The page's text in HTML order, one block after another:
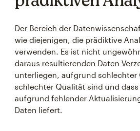
Der Bereich der
wie diejenigen, die prädiktive
verwenden. Es ist nicht
daraus resultierenden Daten
unterliegen, aufgrund schlechter
schlechter Qualität sind und dass
aufgrund fehlender
Daten liefert.